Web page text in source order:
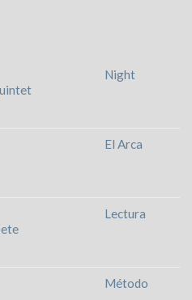
Night
El Arca
Lectura
Método